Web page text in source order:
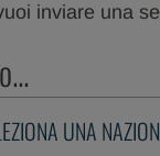
inviare una